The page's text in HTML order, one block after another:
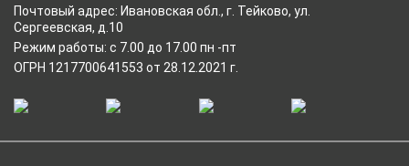
Почтовый адрес: Ивановская обл., г. Тейково, ул.
Сергеевская, д.10
Режим работы: с 7.00 до 17.00 пн -пт
ОГРН 1217700641553 от 28.12.2021 г.